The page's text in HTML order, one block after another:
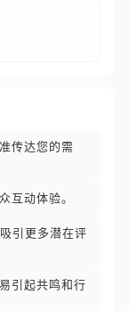
传达您的需
互动体验。
引更多潜在评
引起共鸣和行